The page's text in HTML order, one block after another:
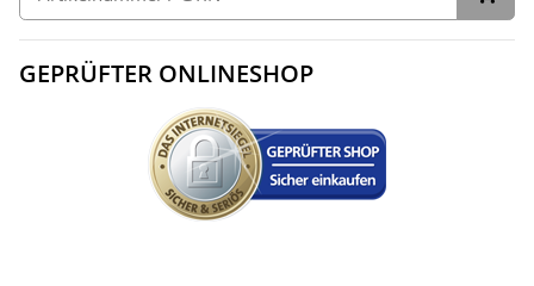
GEPRÜFTER ONLINESHOP